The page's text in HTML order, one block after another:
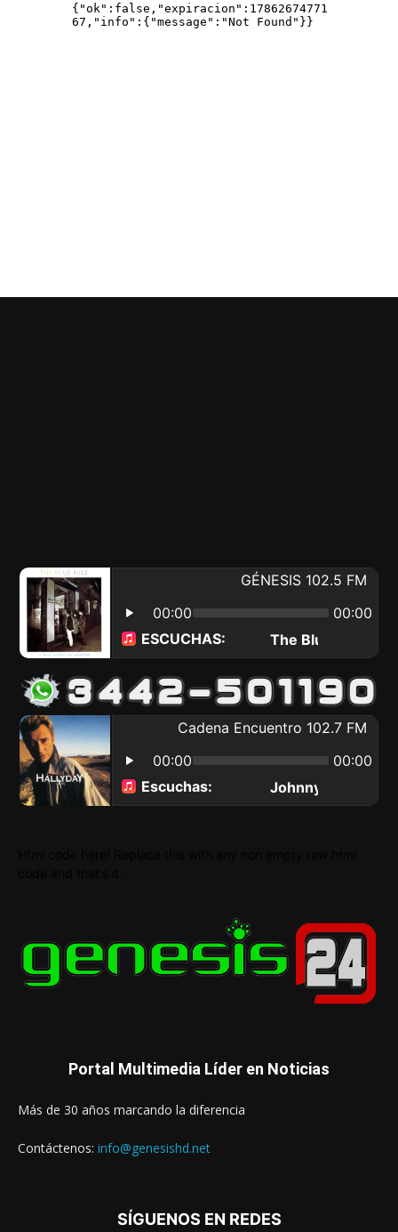
Portal Multimedia Líder en Noticias
Más de 30 años marcando la diferencia
Contáctenos: info@genesishd.net
SÍGUENOS EN REDES